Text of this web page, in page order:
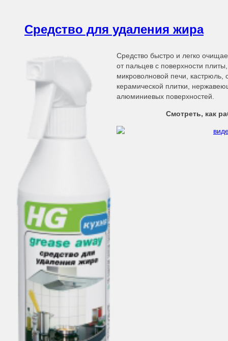
Средство для удаления жира
Средство быстро и легко
от пальцев с поверхности
микроволновой печи, кастрюль,
керамической плитки,
алюминиевых поверхностей.
Смотреть, как